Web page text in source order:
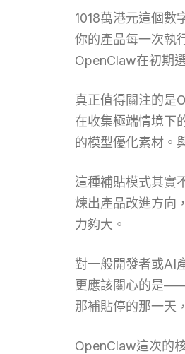
1018萬港元這個數
你的產品每一次執
OpenClaw在初期
真正值得關注的是
在收集極端情境下
的模型優化素材。
這種補貼模式其實
煉出產品改進方向
力夠大。
對一般開發者或AI
更應該關心的是——
那補貼停的那一天
OpenClaw這次的